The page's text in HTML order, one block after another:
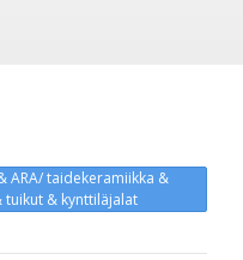
ARA/ taidekeramiikka &
& kynttiläjalat